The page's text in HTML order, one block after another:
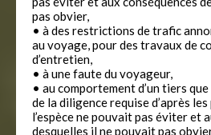
pas obvier,
• à des restrictions de trafic
au voyage, pour des travaux de
d’entretien,
• à une faute du voyageur,
• au comportement d’un tiers
de la diligence requise d’après
l’espèce ne pouvait pas éviter et
desquelles il ne pouvait pas